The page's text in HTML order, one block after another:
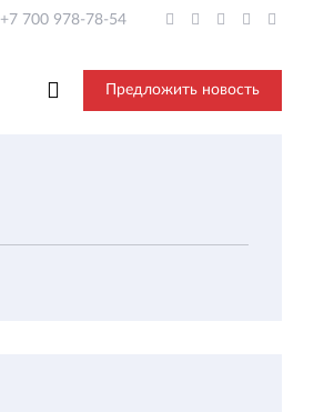
+7 700 978-78-54
Предложить новость